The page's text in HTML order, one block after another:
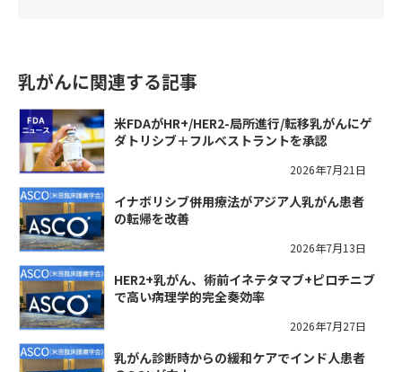
乳がんに関連する記事
米FDAがHR+/HER2-局所進行/転移乳がんにゲ
ダトリシブ＋フルベストラントを承認
2026年7月21日
イナボリシブ併用療法がアジア人乳がん患者
の転帰を改善
2026年7月13日
HER2+乳がん、術前イネテタマブ+ピロチニブ
で高い病理学的完全奏効率
2026年7月27日
乳がん診断時からの緩和ケアでインド人患者